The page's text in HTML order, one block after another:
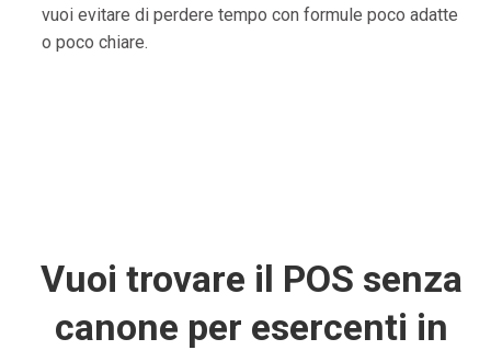
vuoi evitare di perdere tempo con formule poco adatte
o poco chiare.
Vuoi trovare il POS senza
canone per esercenti in